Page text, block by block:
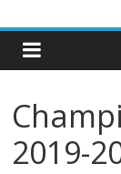
2019-